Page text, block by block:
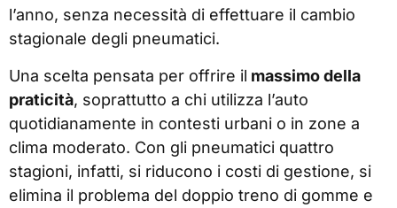
l’anno, senza necessità di effettuare il cambio
stagionale degli pneumatici.
Una scelta pensata per offrire il massimo della
praticità, soprattutto a chi utilizza l’auto
quotidianamente in contesti urbani o in zone a
clima moderato. Con gli pneumatici quattro
stagioni, infatti, si riducono i costi di gestione, si
elimina il problema del doppio treno di gomme e